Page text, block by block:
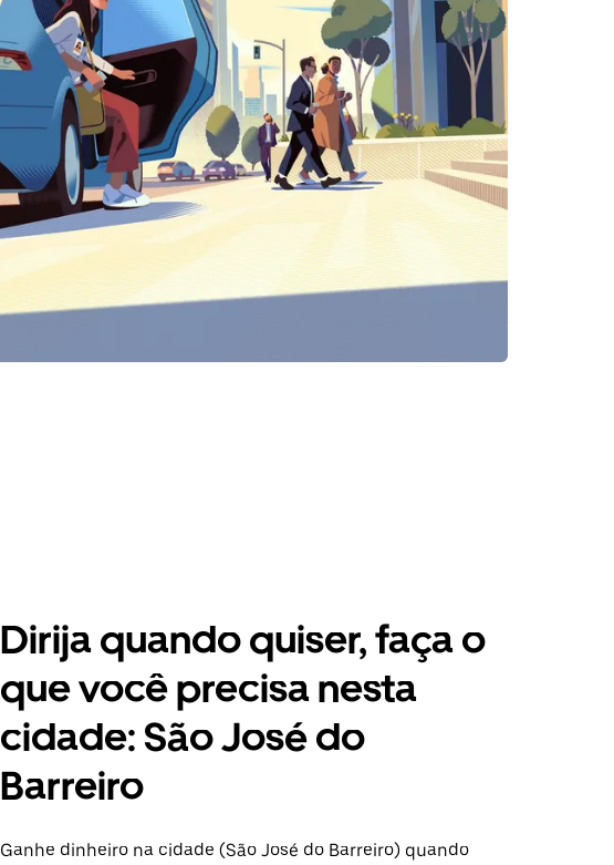
Dirija quando quiser, faça o
que você precisa nesta
cidade: São José do
Barreiro
Ganhe dinheiro na cidade (São José do Barreiro) quando